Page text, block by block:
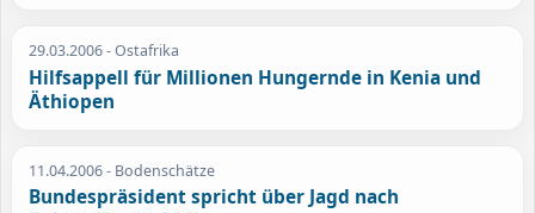
29.03.2006- Ostafrika
Hilfsappell für Millionen Hungernde in Kenia und
Äthiopen
11.04.2006- Bodenschätze
Bundespräsident spricht über Jagd nach